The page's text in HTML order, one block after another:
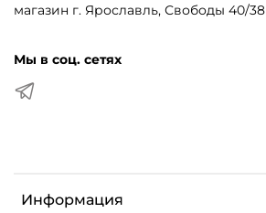
Информация
магазин г. Ярославль, Свободы 40/38
Мы в соц. сетях